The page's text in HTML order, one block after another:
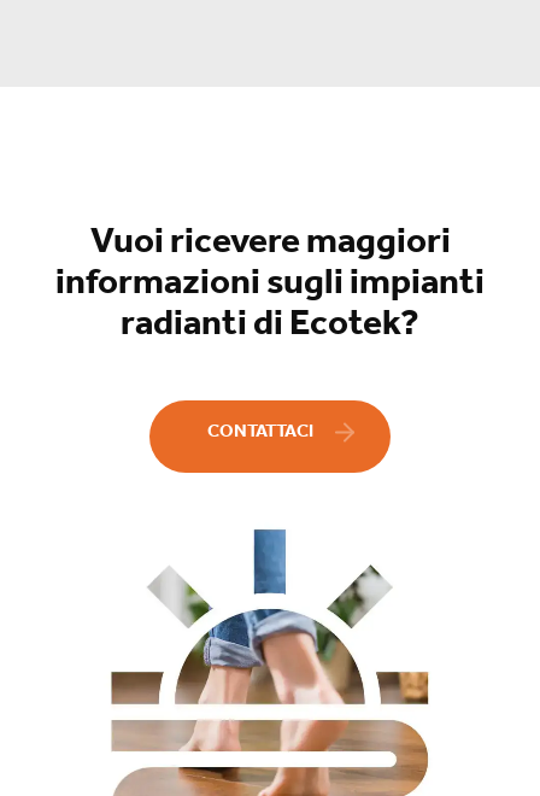
Vuoi ricevere maggiori
informazioni sugli impianti
radianti di Ecotek?
CONTATTACI